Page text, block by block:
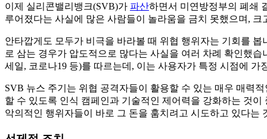
이제 실리콘밸리뱅크(SVB)가 파산하면서 미연방정부의 폐쇄
루어졌다는 사실에 많은 사람들이 놀라움을 금치 못했으며,
안타깝게도 모두가 비극을 바라볼 때 위협 행위자는 기회를
로 삼는 경우가 압도적으로 많다는 사실을 여러 차례 확인했
세일, 코로나19 등)를 따르는데, 이는 사용자가 특정 시점에
SVB 뉴스 주기는 위협 공격자들이 활용할 수 있는 매우 매력
할 수 있도록 인식 캠페인과 기술적인 제어력을 강화하는 것
악의적인 행위자들이 바로 그 돈을 훔치려고 시도하고 있다는